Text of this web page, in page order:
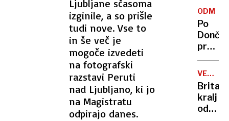
Ljubljane sčasoma
izginile, a so prišle
tudi nove. Vse to
in še več je
mogoče izvedeti
na fotografski
razstavi Peruti
nad Ljubljano, ki jo
na Magistratu
odpirajo danes.
cilji
vlade
Po
Karma
je
psica,
Nico
pa
njen
VELIKA
kralj